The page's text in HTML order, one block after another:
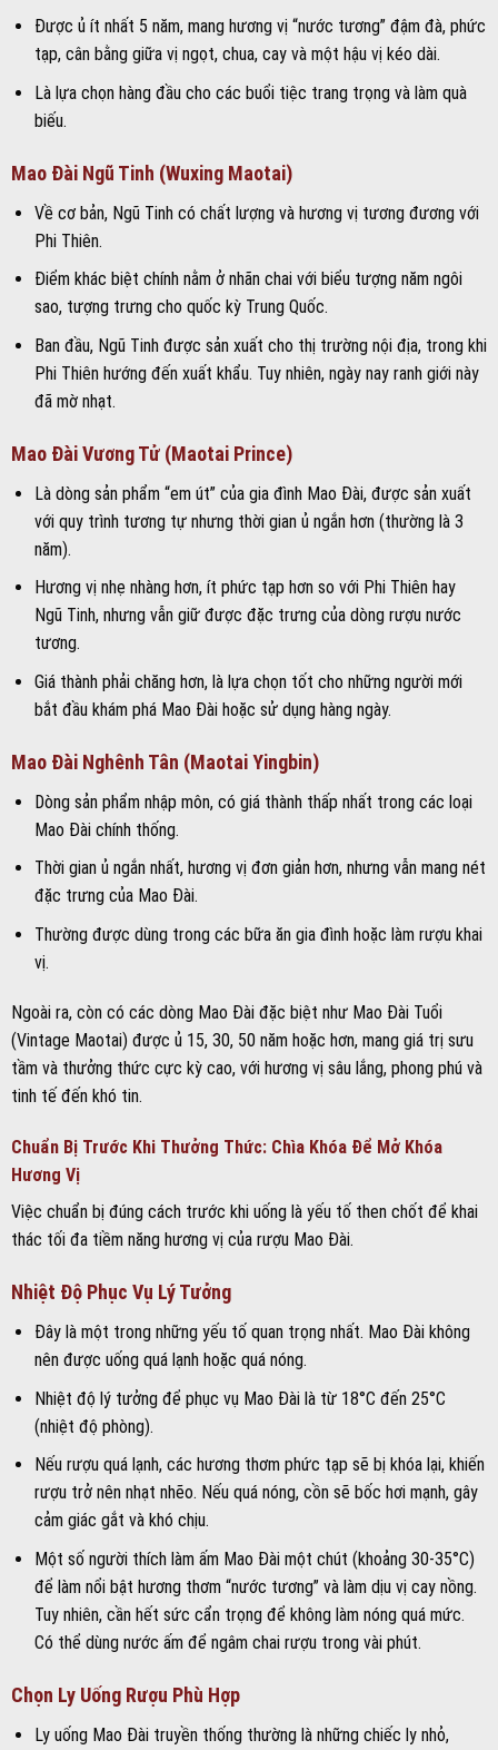
Được ủ ít nhất 5 năm, mang hương vị “nước tương” đậm đà, phức
tạp, cân bằng giữa vị ngọt, chua, cay và một hậu vị kéo dài.
Là lựa chọn hàng đầu cho các buổi tiệc trang trọng và làm quà
biếu.
Mao Đài Ngũ Tinh (Wuxing Maotai)
Về cơ bản, Ngũ Tinh có chất lượng và hương vị tương đương với
Phi Thiên.
Điểm khác biệt chính nằm ở nhãn chai với biểu tượng năm ngôi
sao, tượng trưng cho quốc kỳ Trung Quốc.
Ban đầu, Ngũ Tinh được sản xuất cho thị trường nội địa, trong khi
Phi Thiên hướng đến xuất khẩu. Tuy nhiên, ngày nay ranh giới này
đã mờ nhạt.
Mao Đài Vương Tử (Maotai Prince)
Là dòng sản phẩm “em út” của gia đình Mao Đài, được sản xuất
với quy trình tương tự nhưng thời gian ủ ngắn hơn (thường là 3
năm).
Hương vị nhẹ nhàng hơn, ít phức tạp hơn so với Phi Thiên hay
Ngũ Tinh, nhưng vẫn giữ được đặc trưng của dòng rượu nước
tương.
Giá thành phải chăng hơn, là lựa chọn tốt cho những người mới
bắt đầu khám phá Mao Đài hoặc sử dụng hàng ngày.
Mao Đài Nghênh Tân (Maotai Yingbin)
Dòng sản phẩm nhập môn, có giá thành thấp nhất trong các loại
Mao Đài chính thống.
Thời gian ủ ngắn nhất, hương vị đơn giản hơn, nhưng vẫn mang nét
đặc trưng của Mao Đài.
Thường được dùng trong các bữa ăn gia đình hoặc làm rượu khai
vị.
Ngoài ra, còn có các dòng Mao Đài đặc biệt như Mao Đài Tuổi
(Vintage Maotai) được ủ 15, 30, 50 năm hoặc hơn, mang giá trị sưu
tầm và thưởng thức cực kỳ cao, với hương vị sâu lắng, phong phú và
tinh tế đến khó tin.
Chuẩn Bị Trước Khi Thưởng Thức: Chìa Khóa Để Mở Khóa
Hương Vị
Việc chuẩn bị đúng cách trước khi uống là yếu tố then chốt để khai
thác tối đa tiềm năng hương vị của rượu Mao Đài.
Nhiệt Độ Phục Vụ Lý Tưởng
Đây là một trong những yếu tố quan trọng nhất. Mao Đài không
nên được uống quá lạnh hoặc quá nóng.
Nhiệt độ lý tưởng để phục vụ Mao Đài là từ 18°C đến 25°C
(nhiệt độ phòng).
Nếu rượu quá lạnh, các hương thơm phức tạp sẽ bị khóa lại, khiến
rượu trở nên nhạt nhẽo. Nếu quá nóng, cồn sẽ bốc hơi mạnh, gây
cảm giác gắt và khó chịu.
Một số người thích làm ấm Mao Đài một chút (khoảng 30-35°C)
để làm nổi bật hương thơm “nước tương” và làm dịu vị cay nồng.
Tuy nhiên, cần hết sức cẩn trọng để không làm nóng quá mức.
Có thể dùng nước ấm để ngâm chai rượu trong vài phút.
Chọn Ly Uống Rượu Phù Hợp
Ly uống Mao Đài truyền thống thường là những chiếc ly nhỏ,